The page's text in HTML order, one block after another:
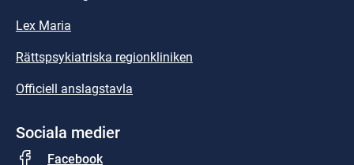
Lex Maria
Rättspsykiatriska regionkliniken
Officiell anslagstavla
Sociala medier
Facebook